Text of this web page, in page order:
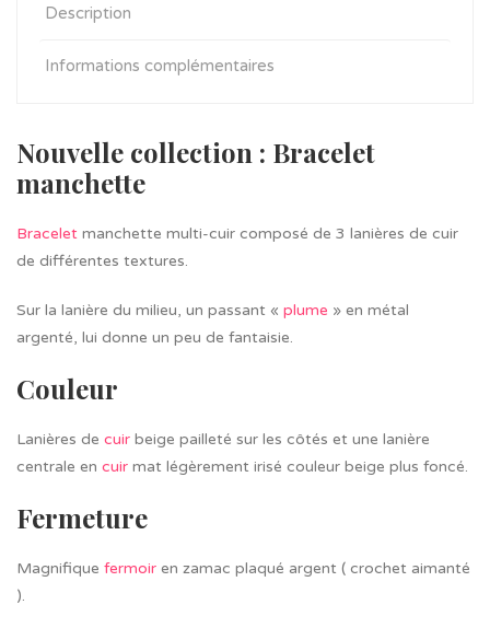
Description
Informations complémentaires
Nouvelle collection : Bracelet
manchette
Bracelet manchette multi-cuir composé de 3 lanières de cuir
de différentes textures.
Sur la lanière du milieu, un passant « plume » en métal
argenté, lui donne un peu de fantaisie.
Couleur
Lanières de cuir beige pailleté sur les côtés et une lanière
centrale en cuir mat légèrement irisé couleur beige plus foncé.
Fermeture
Magnifique fermoir en zamac plaqué argent ( crochet aimanté
).